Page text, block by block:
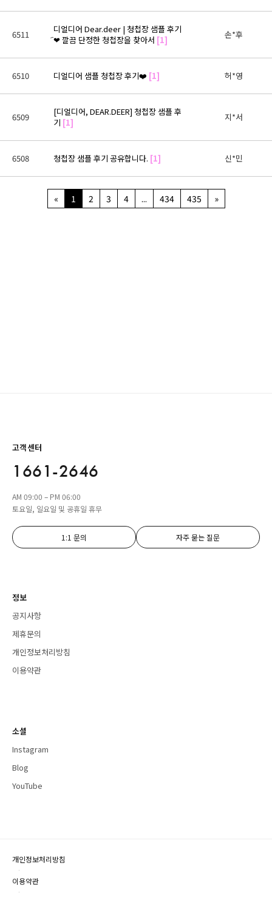
6511
디얼디어 Dear.deer | 청첩장 샘플 후기
︠❤ 깔끔 단정한 청첩장을 찾아서 [1] 손*후
6510 디얼디어 샘플 청첩장 후기❤️ [1] 허*영
6509
[디얼디어, DEAR.DEER] 청첩장 샘플 후
기 [1] 지*서
6508 청첩장 샘플 후기 공유합니다. [1] 신*민
« 1 2 3 4 ... 434 435 »
고객센터
1661-2646
AM 09:00 – PM 06:00
토요일, 일요일 및 공휴일 휴무
1:1 문의 자주 묻는 질문
정보
공지사항
제휴문의
개인정보처리방침
이용약관
소셜
Instagram
Blog
YouTube
개인정보처리방침
·
이용약관
·